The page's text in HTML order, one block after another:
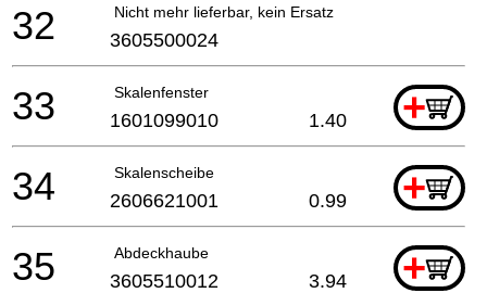
Nicht mehr lieferbar, kein Ersatz
32 3605500024
Skalenfenster +
33 1601099010 1.40
Skalenscheibe +
34 2606621001 0.99
Abdeckhaube +
35 3605510012 3.94